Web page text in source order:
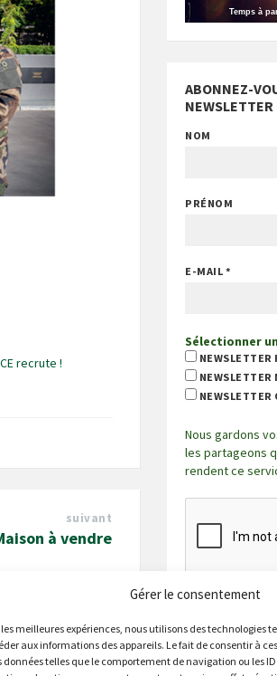
Gérer le consentement
meilleures expériences, nous utilisons des technologies
aux informations des appareils. Le fait de consentir à
telles que le comportement de navigation ou les
recrute !
suivant
à vendre
Temps à
ABONNEZ-
NEWSLETTER
NOM
PRÉNOM
E-MAIL *
Sélectionner
NEWSLETTER
NEWSLETTER
Nous gardons
les partageons
rendent ce